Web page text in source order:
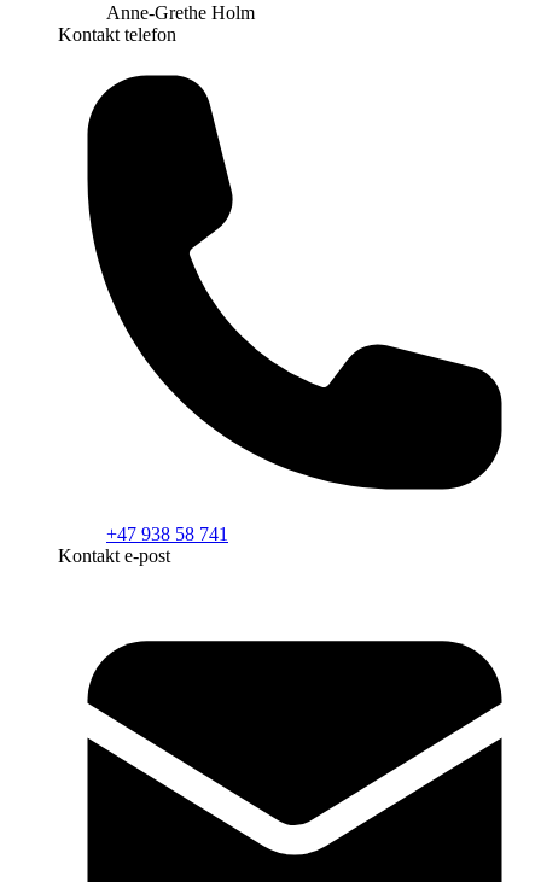
Anne-Grethe Holm
Kontakt telefon
+47 938 58 741
Kontakt e-post